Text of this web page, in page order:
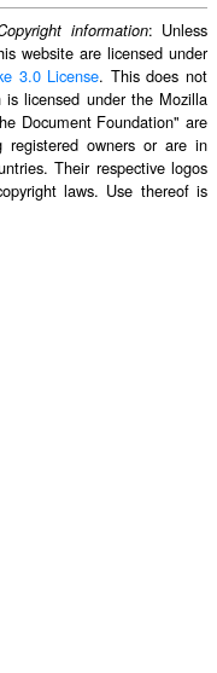
information: Unless
website are licensed under
3.0 License. This does not
licensed under the Mozilla
Document Foundation" are
registered owners or are in
Their respective logos
laws. Use thereof is